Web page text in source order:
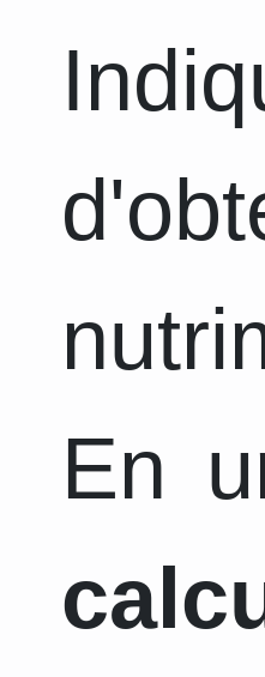
En